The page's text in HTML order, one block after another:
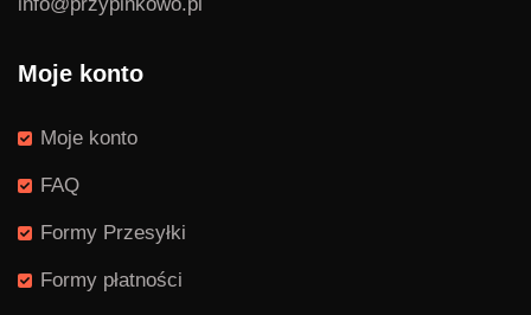
Moje konto
Moje konto
FAQ
Formy Przesyłki
Formy płatności